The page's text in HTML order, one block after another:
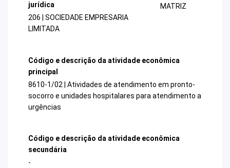
jurídica
206 | SOCIEDADE EMPRESARIA
LIMITADA
MATRIZ
Código e descrição da atividade econômica
principal
8610-1/02 | Atividades de atendimento em pronto-
socorro e unidades hospitalares para atendimento a
urgências
Código e descrição da atividade econômica
secundária
-